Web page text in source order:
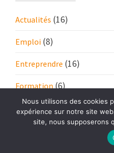
Actualités (16)
Emploi (8)
Entreprendre (16)
Formation(6)
Industrie(11)
(17)
Nous utilisons des cookies
expérience sur notre site
site, nous supposerons